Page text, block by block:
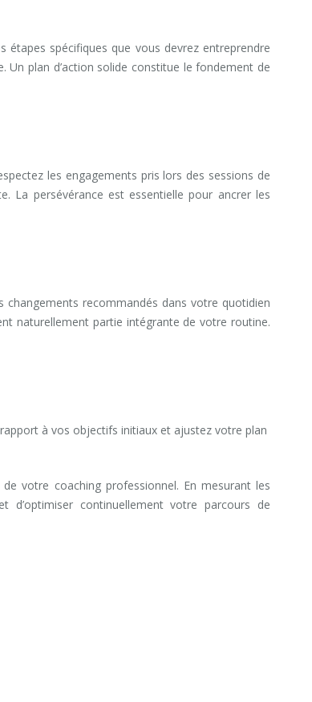
étapes spécifiques que vous devrez entreprendre
plan d’action solide constitue le fondement de
les engagements pris lors des sessions de
La persévérance est essentielle pour ancrer les
recommandés dans votre quotidien
naturellement partie intégrante de votre routine.
à vos objectifs initiaux et ajustez votre plan
votre coaching professionnel. En mesurant les
d’optimiser continuellement votre parcours de